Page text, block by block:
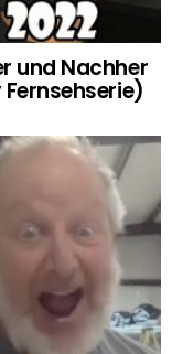
und Nachher